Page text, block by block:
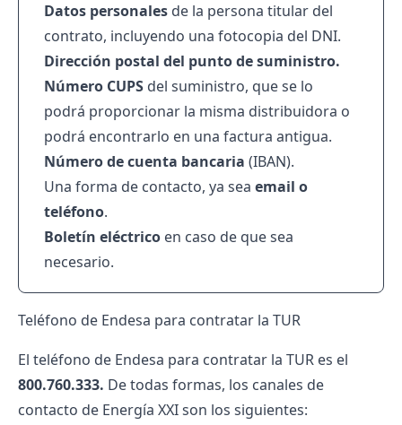
Datos personales de la persona titular del
contrato, incluyendo una fotocopia del DNI.
Dirección postal del punto de suministro.
Número CUPS del suministro, que se lo
podrá proporcionar la misma distribuidora o
podrá encontrarlo en una factura antigua.
Número de cuenta bancaria (IBAN).
Una forma de contacto, ya sea email o
teléfono.
Boletín eléctrico en caso de que sea
necesario.
Teléfono de Endesa para contratar la TUR
El teléfono de Endesa para contratar la TUR es el
800.760.333. De todas formas, los canales de
contacto de Energía XXI son los siguientes: